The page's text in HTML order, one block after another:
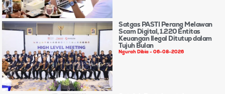
Satgas PASTI Perang Melawan
Scam Digital, 1.220 Entitas
Keuangan Ilegal Ditutup dalam
Tujuh Bulan
Ngurah Dibia 06-08-2026